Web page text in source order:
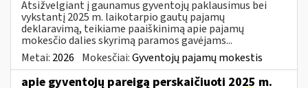
Atsižvelgiant į gaunamus gyventojų paklausimus bei
vykstantį 2025 m. laikotarpio gautų pajamų
deklaravimą, teikiame paaiškinimą apie pajamų
mokesčio dalies skyrimą paramos gavėjams...
Metai: 2026 Mokesčiai:Gyventojų pajamų mokestis
apie gyventojų pareigą perskaičiuoti 2025 m.